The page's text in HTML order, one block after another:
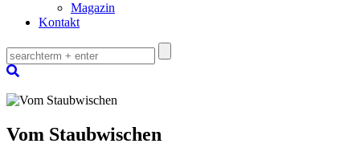
Magazin
Kontakt
Vom Staubwischen